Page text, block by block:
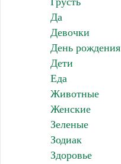
Да
Девочки
День рождения
Дети
Еда
Животные
Женские
Зеленые
Зодиак
Здоровье